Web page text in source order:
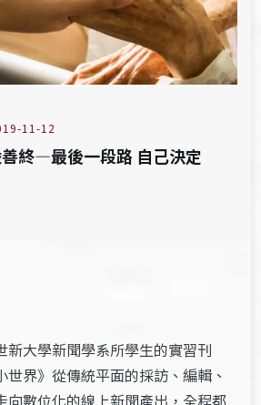
11-12
善終—最後一段路 自己決定
新大學新聞學系所學生的實習刊
世界》從傳統平面的採訪、編輯、
向數位化的線上新聞產出，全程都